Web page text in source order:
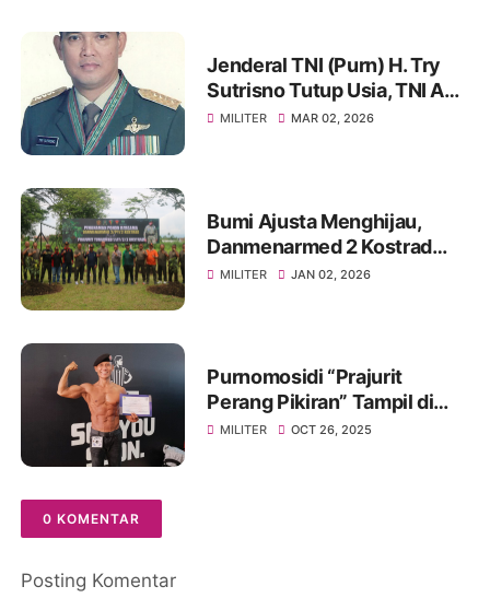
Jenderal TNI (Purn) H. Try
Sutrisno Tutup Usia, TNI AD
Berduka
MILITER MAR 02, 2026
Bumi Ajusta Menghijau,
Danmenarmed 2 Kostrad
Pimpin Gerakan Tanam
MILITER JAN 02, 2026
Purnomosidi “Prajurit
Perang Pikiran” Tampil di
Body Contest Piala Wali
MILITER OCT 26, 2025
0 KOMENTAR
Posting Komentar